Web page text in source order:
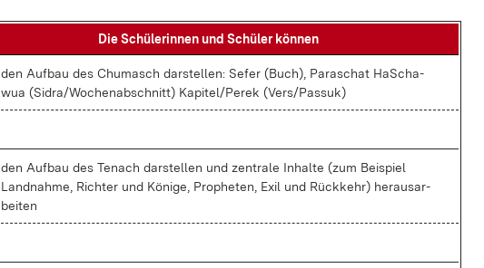
Die Schü­le­rin­nen und Schü­ler kön­nen
den Auf­bau des Chu­masch dar­stel­len: Se­fer (Buch), Pa­ra­schat HaScha­
wua (Si­dra/Wo­chen­ab­schnitt) Ka­pi­tel/Pe­rek (Ver­s/Pas­suk)
den Auf­bau des Te­nach dar­stel­len und zen­tra­le In­hal­te (zum Bei­spiel
Land­nah­me, Rich­ter und Kö­ni­ge, Pro­phe­ten, Exil und Rück­kehr) her­aus­ar­
bei­ten